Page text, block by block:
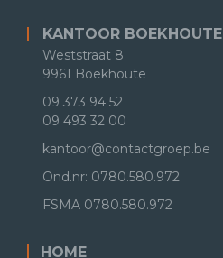
KANTOOR BOEKHOUTE
Weststraat 8
9961 Boekhoute
09 373 94 52
09 493 32 00
kantoor@contactgroep.be
Ond.nr: 0780.580.972
FSMA 0780.580.972
HOME